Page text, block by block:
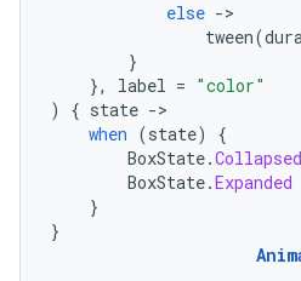
else -
tween(
}
},
label = "color"
)
{ state -
when (state)
{
BoxState.Collapsed
BoxState.Expanded
}
}